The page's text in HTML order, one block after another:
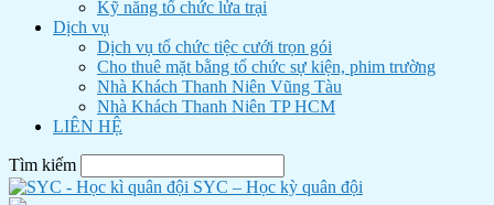
Kỹ năng tổ chức lửa trại
Dịch vụ
Dịch vụ tổ chức tiệc cưới trọn gói
Cho thuê mặt bằng tổ chức sự kiện, phim trường
Nhà Khách Thanh Niên Vũng Tàu
Nhà Khách Thanh Niên TP HCM
LIÊN HỆ
Tìm kiếm
SYC – Học kỳ quân đội